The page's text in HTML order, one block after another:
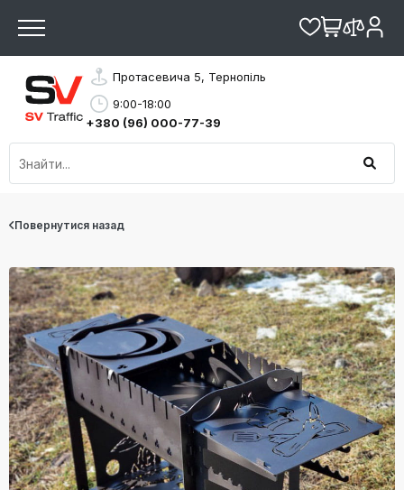
Протасевича 5, Тернопіль
9:00-18:00
+380 (96) 000-77-39
Повернутися назад